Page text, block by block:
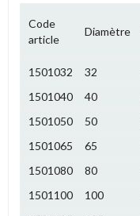
Code
article
Diamètre
1501032 32
1501040
40
1501050
50
1501065
65
1501080
80
1501100
100